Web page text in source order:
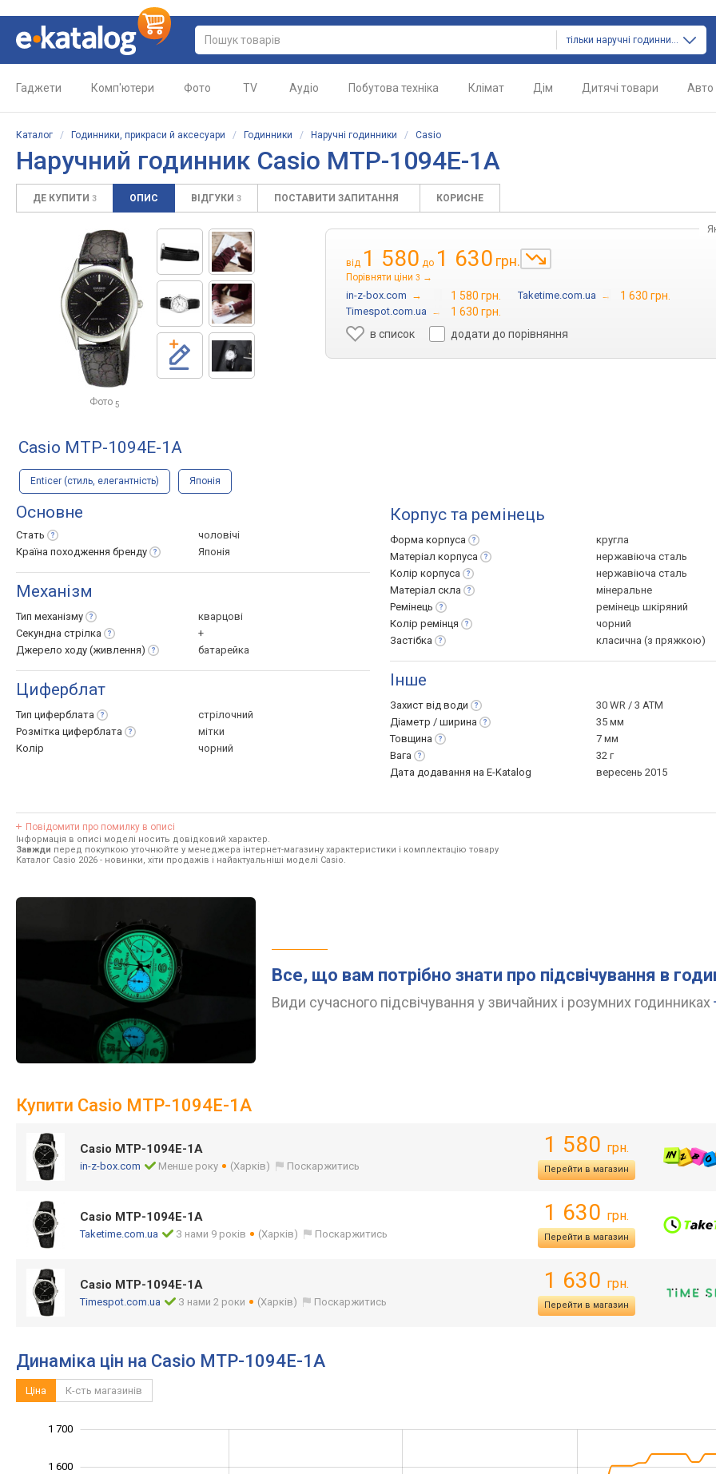
тільки наручні годинники
Гаджети Комп'ютери Фото TV Аудіо Побутова техніка Клімат Дім Дитячі товари Авто
Каталог / Годинники, прикраси й аксесуари / Годинники / Наручні годинники / Casio
Наручний годинник Casio MTP-1094E-1A
ДЕ КУПИТИ 3 ОПИС ВІДГУКИ 3 ПОСТАВИТИ ЗАПИТАННЯ КОРИСНЕ
Фото 5
від 1 580 до 1 630 грн.
Порівняти ціни 3 →
in-z-box.com → 1 580 грн. Taketime.com.ua → 1 630 грн.
Timespot.com.ua →
1 630 грн.
в список
додати до порівняння
Casio MTP-1094E-1A
Enticer (стиль, елегантність) Японія
Основне
Стать
чоловічі
Країна походження бренду Японія
Механізм
Тип механізму
кварцові
Секундна стрілка
+
Джерело ходу (живлення) батарейка
Циферблат
Тип циферблата
стрілочний
Розмітка циферблата
мітки
Колір
чорний
Корпус та ремінець
Форма корпуса
кругла
Матеріал корпуса
нержавіюча сталь
Колір корпуса
нержавіюча сталь
Матеріал скла
мінеральне
Ремінець
ремінець шкіряний
Колір ремінця
чорний
Застібка
класична (з пряжкою)
Інше
Захист від води
30 WR / 3 ATM
Діаметр / ширина
35 мм
Товщина
7 мм
Вага
32 г
Дата додавання на E-Katalog
вересень 2015
Повідомити про помилку в описі
Інформація в описі моделі носить довідковий характер.
Завжди перед покупкою уточнюйте у менеджера інтернет-магазину характеристики і комплектацію товару
Каталог Casio 2026 - новинки, хіти продажів і найактуальніші моделі Casio.
Все, що вам потрібно знати про підсвічування в
Види сучасного підсвічування у звичайних і розумних годинниках
Купити Casio MTP-1094E-1A
Casio MTP-1094E-1A
in-z-box.com Менше року (Харків) Поскаржитись
1 580 грн.
Перейти в магазин
Casio MTP-1094E-1A
Taketime.com.ua З нами 9 років (Харків) Поскаржитись
1 630 грн.
Перейти в магазин
Casio MTP-1094E-1A
Timespot.com.ua З нами 2 роки (Харків) Поскаржитись
1 630 грн.
Перейти в магазин
Динаміка цін на Casio MTP-1094E-1A
Ціна К-сть магазинів
1 600
1 700